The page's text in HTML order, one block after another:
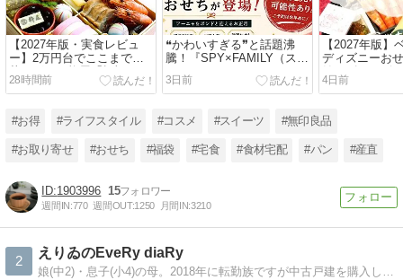
【2027年版・実食レビュ
ー】2万円台でここまで豪
華！グルメ杵屋「招福」
を“コスパNo.1おせち”に推
28時間前
❝かわいすぎる❞と話題沸
騰！『SPY×FAMILY（スパ
イファミリー）』おせちが
初登場
3日前
【2027年版】
ディズニーお
始！ズートピ
プーさん100周
4日前
#お得 #ライフスタイル #コスメ #スイーツ #無印良品
#お取り寄せ #おせち #福袋 #宅食 #食材宅配 #パン #産直
1903996 15
週間IN:770 週間OUT:1250 月間IN:3210
2
えりゐのEveRy diaRy
娘(中2)・息子(小4)の母。2018年に転勤族ですが中古戸建を購入しました。家の事・子育ての事・お買い物の事・こどもごはんの記録を書いてます。